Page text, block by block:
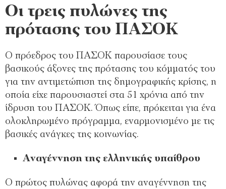
Οι τρεις πυλώνες της
πρότασης του ΠΑΣΟΚ
Ο πρόεδρος του ΠΑΣΟΚ παρουσίασε τους
βασικούς άξονες της πρότασης του κόμματός του
για την αντιμετώπιση της δημογραφικής κρίσης, η
οποία είχε παρουσιαστεί στα 51 χρόνια από την
ίδρυση του ΠΑΣΟΚ. Όπως είπε, πρόκειται για ένα
ολοκληρωμένο πρόγραμμα, εναρμονισμένο με τις
βασικές ανάγκες της κοινωνίας.
Αναγέννηση της ελληνικής υπαίθρου
Ο πρώτος πυλώνας αφορά την αναγέννηση της